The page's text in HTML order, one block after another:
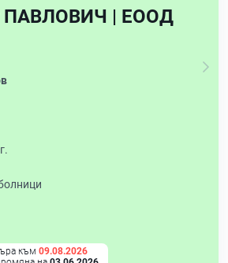
| ЕООД
към 09.08.2026